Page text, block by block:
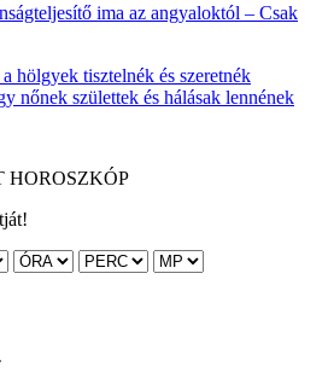
ima az angyaloktól – Csak
hölgyek tisztelnék és szeretnék
nőnek születtek és hálásak lennének
HOROSZKÓP